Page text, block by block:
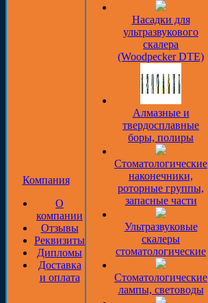
Компания
О
компании
Отзывы
Реквизиты
Дипломы
Доставка
и оплата
Насадки для
ультразвукового
скалера
(Woodpecker DTE)
Алмазные и
твердосплавные
боры, полиры
Стоматологические
наконечники,
роторные группы,
запасные части
Ультразвуковые
скалеры
стоматологические
Стоматологические
лампы, световоды